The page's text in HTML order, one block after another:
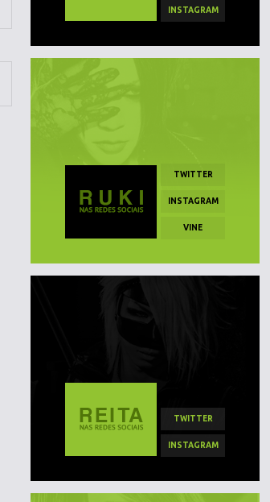
INSTAGRAM
TWITTER
INSTAGRAM
VINE
TWITTER
INSTAGRAM